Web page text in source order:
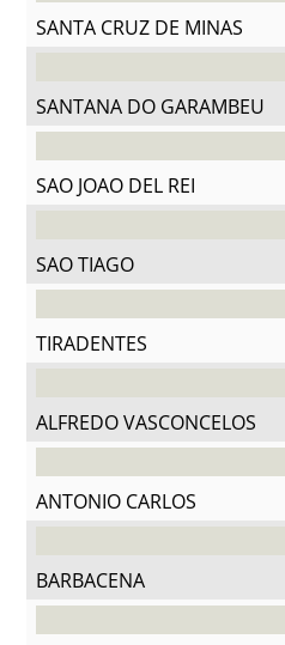
SANTA CRUZ DE MINAS
SANTANA DO GARAMBEU
SAO JOAO DEL REI
SAO TIAGO
TIRADENTES
ALFREDO VASCONCELOS
ANTONIO CARLOS
BARBACENA